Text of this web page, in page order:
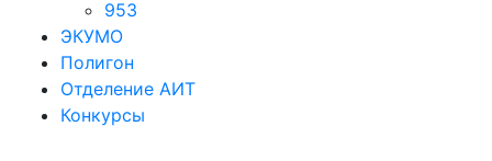
953
ЭКУМО
Полигон
Отделение АИТ
Конкурсы